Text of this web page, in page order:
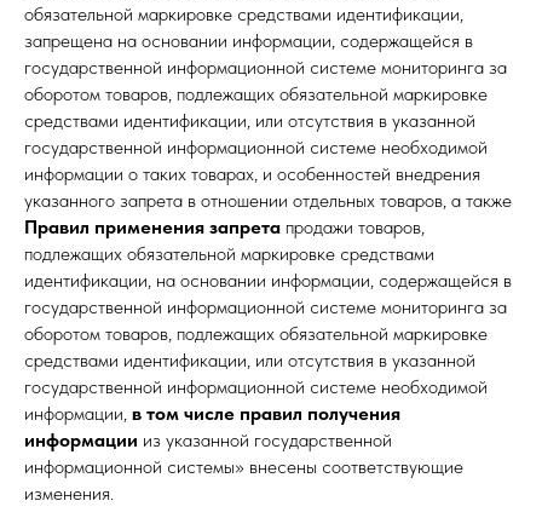
обязательной маркировке средствами идентификации,
запрещена на основании информации, содержащейся в
государственной информационной системе мониторинга за
оборотом товаров, подлежащих обязательной маркировке
средствами идентификации, или отсутствия в указанной
государственной информационной системе необходимой
информации о таких товарах, и особенностей внедрения
указанного запрета в отношении отдельных товаров, а также
Правил применения запрета продажи товаров,
подлежащих обязательной маркировке средствами
идентификации, на основании информации, содержащейся в
государственной информационной системе мониторинга за
оборотом товаров, подлежащих обязательной маркировке
средствами идентификации, или отсутствия в указанной
государственной информационной системе необходимой
информации, в том числе правил получения
информации из указанной государственной
информационной системы» внесены соответствующие
изменения.